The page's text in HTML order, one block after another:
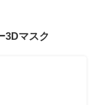
3Dマスク